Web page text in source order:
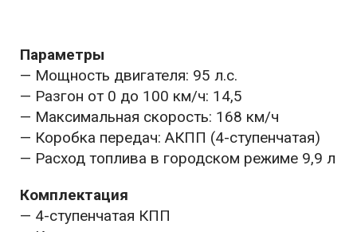
Параметры
— Мощность двигателя: 95 л.с.
— Разгон от 0 до 100 км/ч: 14,5
— Максимальная скорость: 168 км/ч
— Коробка передач: АКПП (4-ступенчатая)
— Расход топлива в городском режиме 9,9 л
Комплектация
— 4-ступенчатая КПП